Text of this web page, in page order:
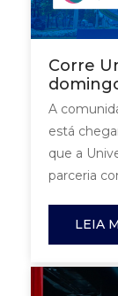
Corre
A
está
que a
parceria
LEIA